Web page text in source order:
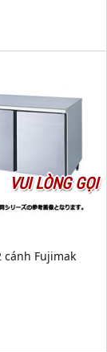
VUI LÒNG GỌI
cánh Fujimak